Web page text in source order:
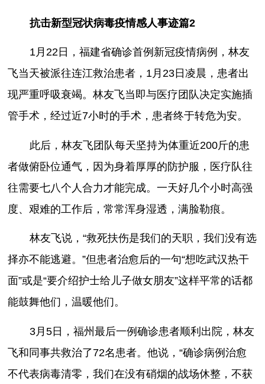
抗击新型冠状病毒疫情感人事迹篇2
1月22日，福建省确诊首例新冠疫情病例，林友
飞当天被派往连江救治患者，1月23日凌晨，患者出
现严重呼吸衰竭。林友飞当即与医疗团队决定实施插
管手术，经过近7小时的手术，患者终于转危为安。
此后，林友飞团队每天坚持为体重近200斤的患
者做俯卧位通气，因为身着厚厚的防护服，医疗队往
往需要七八个人合力才能完成。一天好几个小时高强
度、艰难的工作后，常常浑身湿透，满脸勒痕。
林友飞说，“救死扶伤是我们的天职，我们没有选
择亦不能逃避。”但患者治愈后的一句“想吃武汉热干
面”或是“要介绍护士给儿子做女朋友”这样平常的话都
能鼓舞他们，温暖他们。
3月5日，福州最后一例确诊患者顺利出院，林友
飞和同事共救治了72名患者。他说，“确诊病例治愈
不代表病毒清零，我们在没有硝烟的战场休整，不获